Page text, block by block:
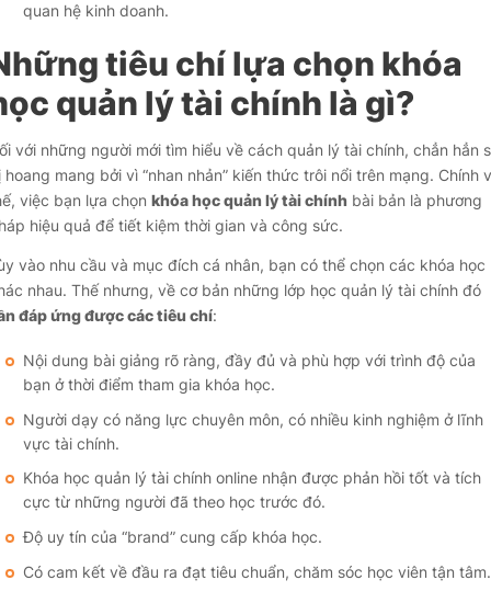
quan hệ kinh doanh.
tiêu chí lựa chọn khóa
quản lý tài chính là gì?
với những người mới tìm hiểu về cách quản lý tài chính, chẳn hẳn
hoang mang bởi vì “nhan nhản” kiến thức trôi nổi trên mạng. Chính
việc bạn lựa chọn khóa học quản lý tài chínhbài bản là phương
hiệu quả để tiết kiệm thời gian và công sức.
vào nhu cầu và mục đích cá nhân, bạn có thể chọn các khóa học
nhau. Thế nhưng, về cơ bản những lớp học quản lý tài chính đó
đáp ứng được các tiêu chí:
Nội dung bài giảng rõ ràng, đầy đủ và phù hợp với trình độ của
bạn ở thời điểm tham gia khóa học.
Người dạy có năng lực chuyên môn, có nhiều kinh nghiệm ở lĩnh
vực tài chính.
Khóa học quản lý tài chính online nhận được phản hồi tốt và tích
cực từ những người đã theo học trước đó.
Độ uy tín của “brand” cung cấp khóa học.
Có cam kết về đầu ra đạt tiêu chuẩn, chăm sóc học viên tận tâm.